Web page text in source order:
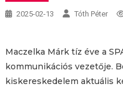
2025-02-13 Tóth Péter
Maczelka Márk tíz éve a
kommunikációs vezetője.
kiskereskedelem aktuális